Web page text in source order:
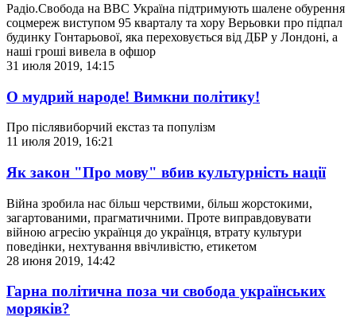
Радіо.Свобода на ВВС Україна підтримують шалене обурення
соцмереж виступом 95 кварталу та хору Верьовки про підпал
будинку Гонтарьової, яка переховується від ДБР у Лондоні, а
наші гроші вивела в офшор
31 июля 2019, 14:15
О мудрий народе! Вимкни політику!
Про післявиборчий екстаз та популізм
11 июля 2019, 16:21
Як закон "Про мову" вбив культурність нації
Війна зробила нас більш черствими, більш жорстокими,
загартованими, прагматичними. Проте виправдовувати
війною агресію українця до українця, втрату культури
поведінки, нехтування ввічливістю, етикетом
28 июня 2019, 14:42
Гарна політична поза чи свобода українських
моряків?